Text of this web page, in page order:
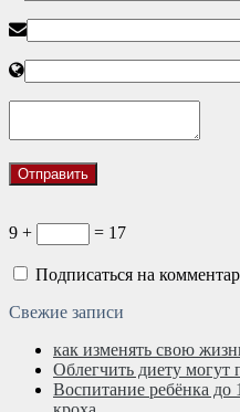
9 + = 17
Подписаться на
Свежие записи
как изменять свою
Облегчить диету могут
Воспитание ребёнка до